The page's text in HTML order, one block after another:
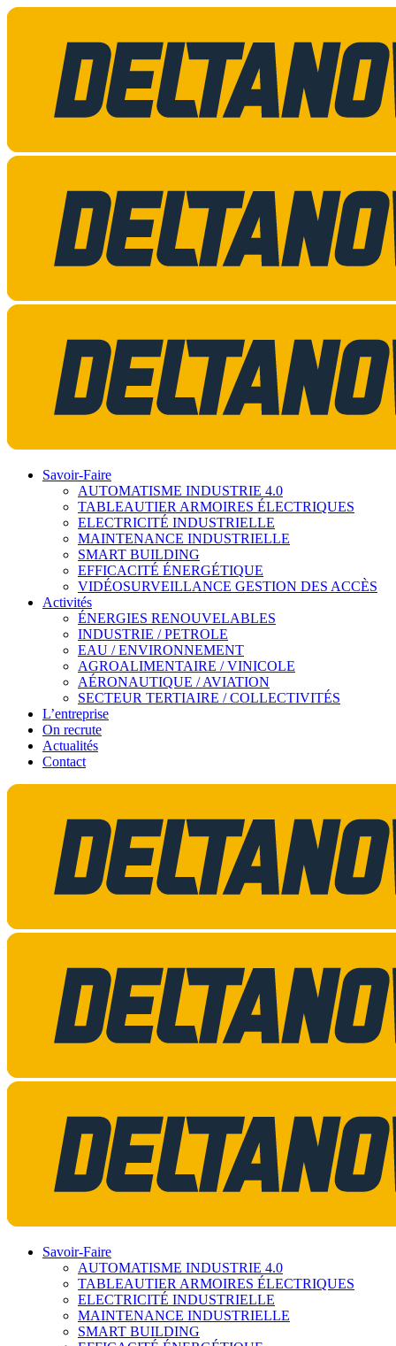
Savoir-Faire
AUTOMATISME INDUSTRIE 4.0
TABLEAUTIER ARMOIRES ÉLECTRIQUES
ELECTRICITÉ INDUSTRIELLE
MAINTENANCE INDUSTRIELLE
SMART BUILDING
EFFICACITÉ ÉNERGÉTIQUE
VIDÉOSURVEILLANCE GESTION DES ACCÈS
Activités
ÉNERGIES RENOUVELABLES
INDUSTRIE / PETROLE
EAU / ENVIRONNEMENT
AGROALIMENTAIRE / VINICOLE
AÉRONAUTIQUE / AVIATION
SECTEUR TERTIAIRE / COLLECTIVITÉS
L’entreprise
On recrute
Actualités
Contact
Savoir-Faire
AUTOMATISME INDUSTRIE 4.0
TABLEAUTIER ARMOIRES ÉLECTRIQUES
ELECTRICITÉ INDUSTRIELLE
MAINTENANCE INDUSTRIELLE
SMART BUILDING